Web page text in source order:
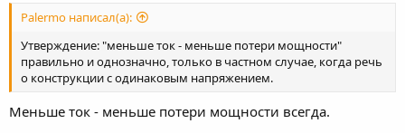
Palermo написал(а):
Утверждение: "меньше ток - меньше потери мощности"
правильно и однозначно, только в частном случае, когда речь
о конструкции с одинаковым напряжением.
Меньше ток - меньше потери мощности всегда.